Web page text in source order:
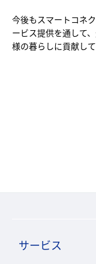
今後もスマートコネ
ービス提供を通して
様の暮らしに貢献して
サービス